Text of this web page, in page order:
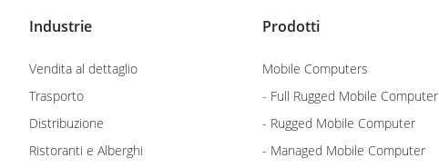
Industrie
Vendita al dettaglio
Trasporto
Distribuzione
Ristoranti e Alberghi
Prodotti
Mobile Computers
- Full Rugged Mobile Computer
- Rugged Mobile Computer
- Managed Mobile Computer